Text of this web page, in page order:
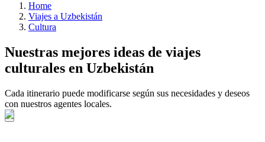
Home
Viajes a Uzbekistán
Cultura
Nuestras mejores ideas de viajes
culturales en Uzbekistán
Cada itinerario puede modificarse según sus necesidades y deseos
con nuestros agentes locales.